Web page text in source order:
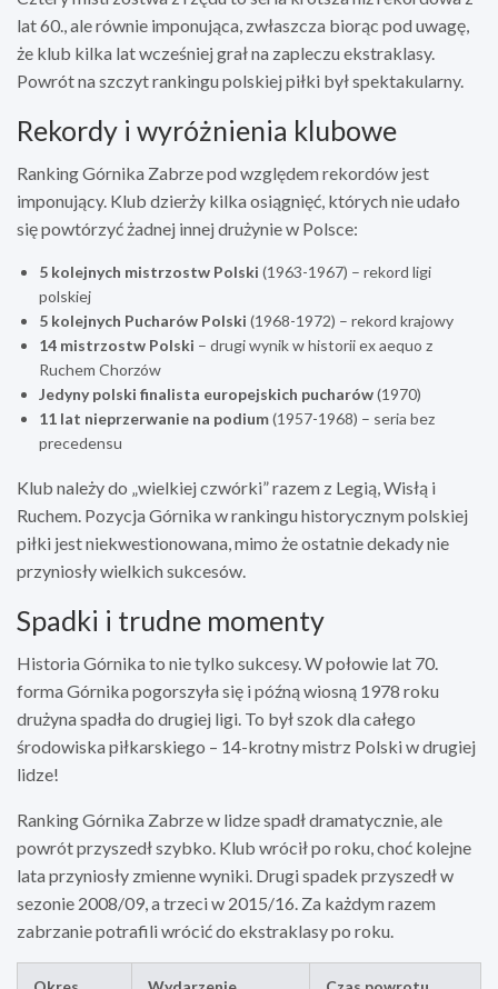
lat 60., ale równie imponująca, zwłaszcza biorąc pod uwagę,
że klub kilka lat wcześniej grał na zapleczu ekstraklasy.
Powrót na szczyt rankingu polskiej piłki był spektakularny.
Rekordy i wyróżnienia klubowe
Ranking Górnika Zabrze pod względem rekordów jest
imponujący. Klub dzierży kilka osiągnięć, których nie udało
się powtórzyć żadnej innej drużynie w Polsce:
5 kolejnych mistrzostw Polski (1963-1967) – rekord ligi
polskiej
5 kolejnych Pucharów Polski (1968-1972) – rekord krajowy
14 mistrzostw Polski – drugi wynik w historii ex aequo z
Ruchem Chorzów
Jedyny polski finalista europejskich pucharów(1970)
11 lat nieprzerwanie na podium(1957-1968) – seria bez
precedensu
Klub należy do „wielkiej czwórki” razem z Legią, Wisłą i
Ruchem. Pozycja Górnika w rankingu historycznym polskiej
piłki jest niekwestionowana, mimo że ostatnie dekady nie
przyniosły wielkich sukcesów.
Spadki i trudne momenty
Historia Górnika to nie tylko sukcesy. W połowie lat 70.
forma Górnika pogorszyła się i późną wiosną 1978 roku
drużyna spadła do drugiej ligi. To był szok dla całego
środowiska piłkarskiego – 14-krotny mistrz Polski w drugiej
lidze!
Ranking Górnika Zabrze w lidze spadł dramatycznie, ale
powrót przyszedł szybko. Klub wrócił po roku, choć kolejne
lata przyniosły zmienne wyniki. Drugi spadek przyszedł w
sezonie 2008/09, a trzeci w 2015/16. Za każdym razem
zabrzanie potrafili wrócić do ekstraklasy po roku.